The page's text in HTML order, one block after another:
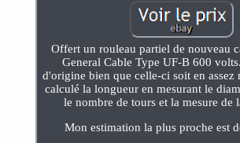
Offert un rouleau partiel de nouveau
General Cable Type UF-B 600
d'origine bien que celle-ci soit en assez
calculé la longueur en mesurant le
le nombre de tours et la mesure de
Mon estimation la plus proche est